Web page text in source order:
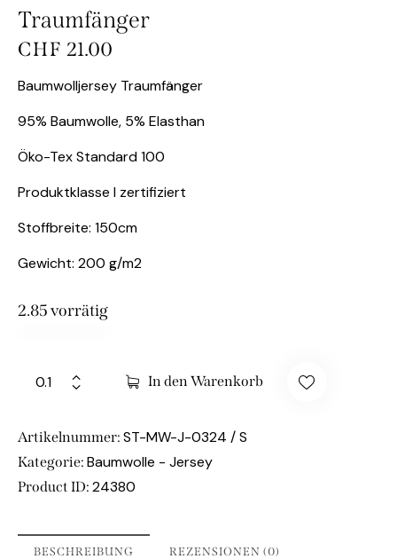
Traumfänger
CHF 21.00
Baumwolljersey Traumfänger
95% Baumwolle, 5% Elasthan
Öko-Tex Standard 100
Produktklasse I zertifiziert
Stoffbreite: 150cm
Gewicht: 200 g/m2
2.85 vorrätig
In den Warenkorb
Artikelnummer: ST-MW-J-0324 / S
Kategorie: Baumwolle - Jersey
Product ID: 24380
BESCHREIBUNG REZENSIONEN (0)